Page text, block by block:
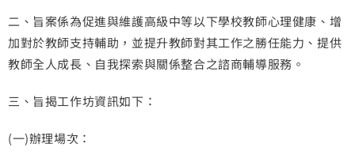
二、旨案係為促進與維護高級中等以下學校教師心理健康、增
加對於教師支持輔助，並提升教師對其工作之勝任能力、提供
教師全人成長、自我探索與關係整合之諮商輔導服務。
三、旨揭工作坊資訊如下：
(一)辦理場次：